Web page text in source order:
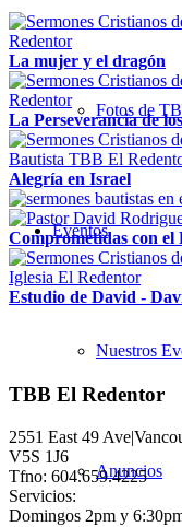
Fotos de
Eventos
Nuestros
Anuncios
La mujer y el dragón
La Perseverancia de
Alegría en Israel
Comprometidas con el
Estudio de David -
TBB El Redentor
2551 East 49
V5S 1J6
Tfno: 604.659.4225
Servicios:
Domingos 2pm y